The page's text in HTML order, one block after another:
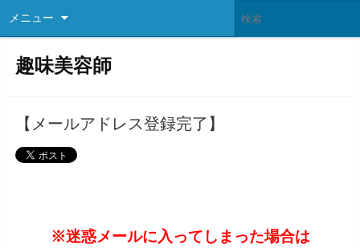
メニュー
趣味美容師
【メールアドレス登録完了】
※迷惑メールに入ってしまった場合は